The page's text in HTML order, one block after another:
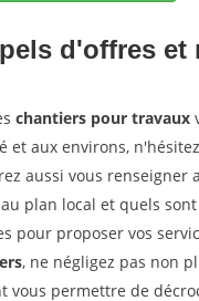
d'offres et
chantiers pour travaux
et aux environs,
aussi vous
plan local et quels
pour proposer vos
, ne négligez pas non
vous permettre de